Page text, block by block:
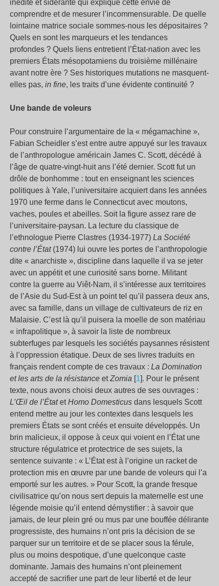
inédite et sidérante qui explique cette envie de
comprendre et de mesurer l’incommensurable. De quelle
lointaine matrice sociale sommes-nous les dépositaires ?
Quels en sont les marqueurs et les tendances
profondes ? Quels liens entretient l’État-nation avec les
premiers États mésopotamiens du troisième millénaire
avant notre ère ? Ses historiques mutations ne masquent-
elles pas, in fine, les traits d’une évidente continuité ?
Une bande de voleurs
Pour construire l’argumentaire de la « mégamachine »,
Fabian Scheidler s’est entre autre appuyé sur les travaux
de l’anthropologue américain James C. Scott, décédé à
l’âge de quatre-vingt-huit ans l’été dernier. Scott fut un
drôle de bonhomme : tout en enseignant les sciences
politiques à Yale, l’universitaire acquiert dans les années
1970 une ferme dans le Connecticut avec moutons,
vaches, poules et abeilles. Soit la figure assez rare de
l’universitaire-paysan. La lecture du classique de
l’ethnologue Pierre Clastres (1934-1977) La Société
contre l’État(1974) lui ouvre les portes de l’anthropologie
dite « anarchiste », discipline dans laquelle il va se jeter
avec un appétit et une curiosité sans borne. Militant
contre la guerre au Viêt-Nam, il s’intéresse aux territoires
de l’Asie du Sud-Est à un point tel qu’il passera deux ans,
avec sa famille, dans un village de cultivateurs de riz en
Malaisie. C’est là qu’il puisera la moelle de son matériau
« infrapolitique », à savoir la liste de nombreux
subterfuges par lesquels les sociétés paysannes résistent
à l’oppression étatique. Deux de ses livres traduits en
français rendent compte de ces travaux : La Domination
et les arts de la résistance etZomia [1]. Pour le présent
texte, nous avons choisi deux autres de ses ouvrages :
L’Œil de l’ÉtatetHomo Domesticus dans lesquels Scott
entend mettre au jour les contextes dans lesquels les
premiers États se sont créés et ensuite développés. Un
brin malicieux, il oppose à ceux qui voient en l’État une
structure régulatrice et protectrice de ses sujets, la
sentence suivante : « L’État est à l’origine un racket de
protection mis en œuvre par une bande de voleurs qui l’a
emporté sur les autres. » Pour Scott, la grande fresque
civilisatrice qu’on nous sert depuis la maternelle est une
légende moisie qu’il entend démystifier : à savoir que
jamais, de leur plein gré ou mus par une bouffée délirante
progressiste, des humains n’ont pris la décision de se
parquer sur un territoire et de se placer sous la férule,
plus ou moins despotique, d’une quelconque caste
dominante. Jamais des humains n’ont pleinement
accepté de sacrifier une part de leur liberté et de leur